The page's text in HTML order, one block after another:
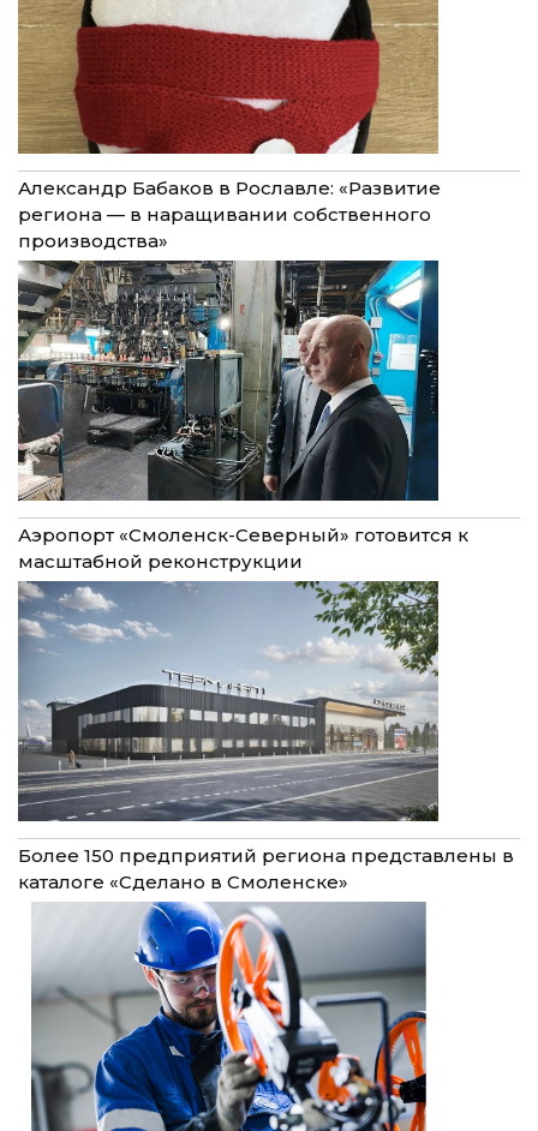
Александр Бабаков в Рославле: «Развитие
региона — в наращивании собственного
производства»
Аэропорт «Смоленск-Северный» готовится к
масштабной реконструкции
Более 150 предприятий региона представлены в
каталоге «Сделано в Смоленске»